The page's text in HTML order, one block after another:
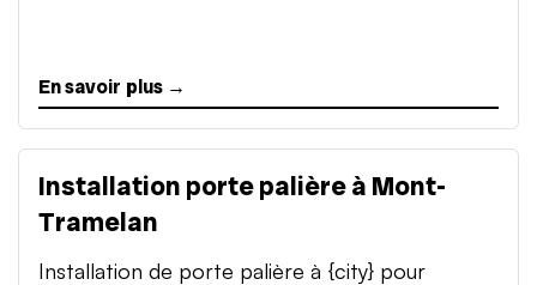
En savoir plus →
Installation porte palière à Mont-
Tramelan
Installation de porte palière à {city} pour